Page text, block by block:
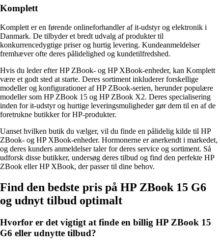
Komplett
Komplett er en førende onlineforhandler af it-udstyr og elektronik i
Danmark. De tilbyder et bredt udvalg af produkter til
konkurrencedygtige priser og hurtig levering. Kundeanmeldelser
fremhæver ofte deres pålidelighed og kundetilfredshed.
Hvis du leder efter HP ZBook- og HP XBook-enheder, kan Komplett
være et godt sted at starte. Deres sortiment inkluderer forskellige
modeller og konfigurationer af HP ZBook-serien, herunder populære
modeller som HP ZBook 15 og HP ZBook X2. Deres specialisering
inden for it-udstyr og hurtige leveringsmuligheder gør dem til en af ​​de
foretrukne butikker for HP-produkter.
Uanset hvilken butik du vælger, vil du finde en pålidelig kilde til HP
ZBook- og HP XBook-enheder. Hormonerne er anerkendt i markedet,
og deres kunders anmeldelser taler for deres service og sortiment. Så
udforsk disse butikker, undersøg deres tilbud og find den perfekte HP
ZBook eller HP XBook, der passer til dine behov.
Find den bedste pris på HP ZBook 15 G6
og udnyt tilbud optimalt
Hvorfor er det vigtigt at finde en billig HP ZBook 15
G6 eller udnytte tilbud?